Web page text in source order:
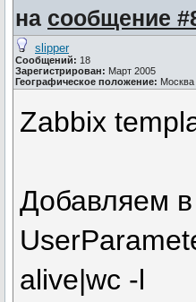
на сообщение
slipper
Сообщений: 18
Зарегистрирован: Март 2005
Географическое положение: Москва
Zabbix
Добавляем
alive|wc -l